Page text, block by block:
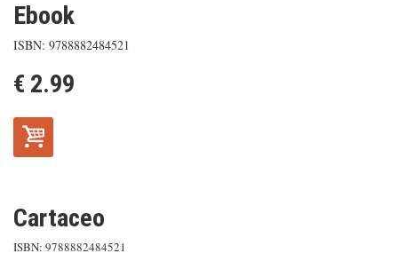
Ebook
ISBN: 9788882484521
€ 2.99
Cartaceo
ISBN: 9788882484521